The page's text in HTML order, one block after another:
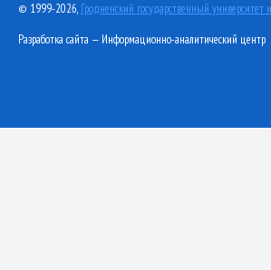
© 1999-2026, Гродненский государственный
Разработка сайта — Информационно-аналитический центр